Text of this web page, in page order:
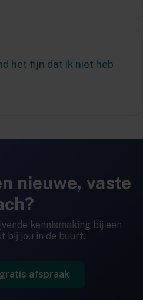
het fijn dat ik niet heb
nieuwe, vaste
kennismaking bij een
bij jou in de buurt.
afspraak